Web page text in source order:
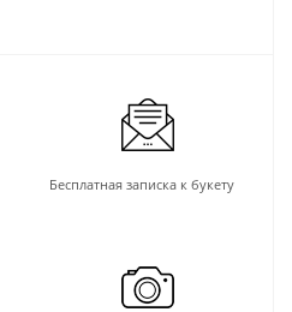
Бесплатная записка к букету